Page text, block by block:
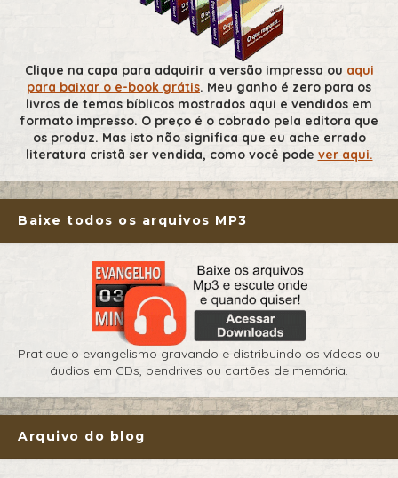
Clique na capa para adquirir a versão impressa ou aqui
para baixar o e-book grátis. Meu ganho é zero para os
livros de temas bíblicos mostrados aqui e vendidos em
formato impresso. O preço é o cobrado pela editora que
os produz. Mas isto não significa que eu ache errado
literatura cristã ser vendida, como você pode ver aqui.
Baixe todos os arquivos MP3
Pratique o evangelismo gravando e distribuindo os vídeos ou
áudios em CDs, pendrives ou cartões de memória.
Arquivo do blog